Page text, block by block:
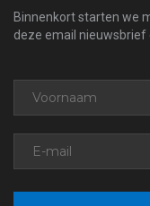
Binnenkort starten we
deze email nieuwsbrief